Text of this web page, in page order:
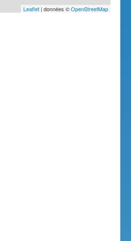
Leaflet| données ©OpenStreetMap